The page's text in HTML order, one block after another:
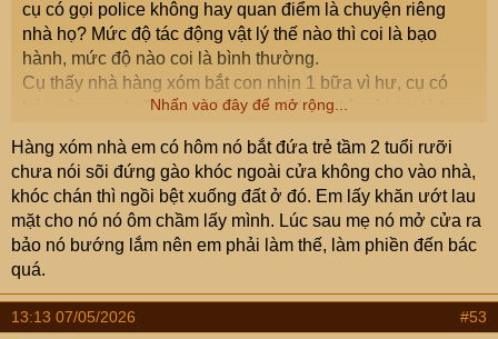
cụ có gọi police không hay quan điểm là chuyện riêng
nhà họ? Mức độ tác động vật lý thế nào thì coi là bạo
hành, mức độ nào coi là bình thường.
Cụ thấy nhà hàng xóm bắt con nhịn 1 bữa vì hư, cụ có
báo công an ko? hay nó bắt nhìn 3 bữa thì mới coi là bạo
Nhấn vào đây để mở rộng...
Hàng xóm nhà em có hôm nó bắt đứa trẻ tầm 2 tuổi rưỡi
chưa nói sõi đứng gào khóc ngoài cửa không cho vào nhà,
khóc chán thì ngồi bệt xuống đất ở đó. Em lấy khăn ướt lau
mặt cho nó nó ôm chầm lấy mình. Lúc sau mẹ nó mở cửa ra
bảo nó bướng lắm nên em phải làm thế, làm phiền đến bác
quá.
13:13 07/05/2026 #53